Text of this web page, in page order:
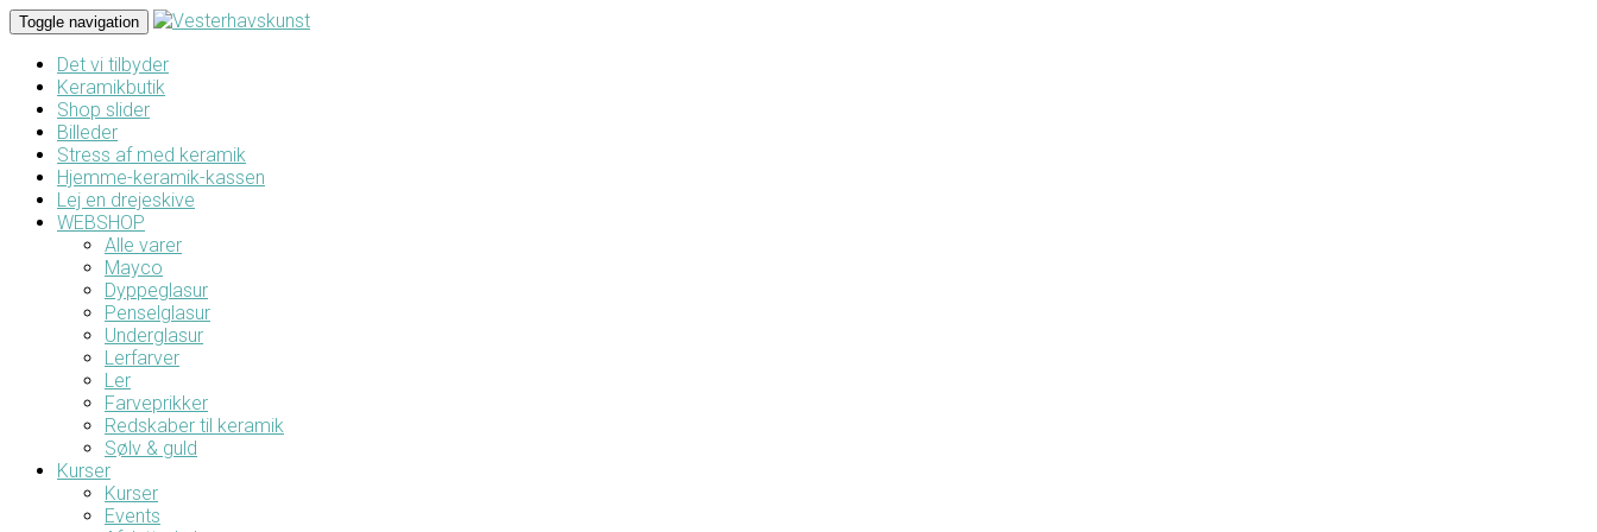
Toggle navigation
Det vi tilbyder
Keramikbutik
Shop slider
Billeder
Stress af med keramik
Hjemme-keramik-kassen
Lej en drejeskive
WEBSHOP
Alle varer
Mayco
Dyppeglasur
Penselglasur
Underglasur
Lerfarver
Ler
Farveprikker
Redskaber til keramik
Sølv & guld
Kurser
Kurser
Events